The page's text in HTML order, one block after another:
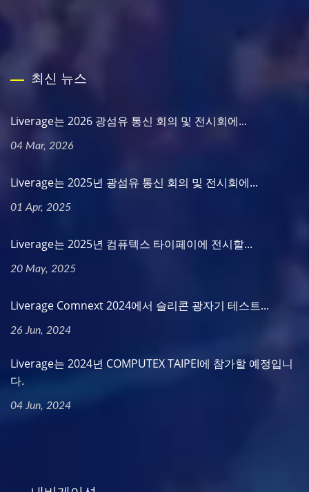
최신 뉴스
Liverage는 2026 광섬유 통신 회의 및 전시회에...
04 Mar, 2026
Liverage는 2025년 광섬유 통신 회의 및 전시회에...
01 Apr, 2025
Liverage는 2025년 컴퓨텍스 타이페이에 전시할...
20 May, 2025
Liverage Comnext 2024에서 슬리콘 광자기 테스트...
26 Jun, 2024
Liverage는 2024년 COMPUTEX TAIPEI에 참가할 예정입니
다.
04 Jun, 2024